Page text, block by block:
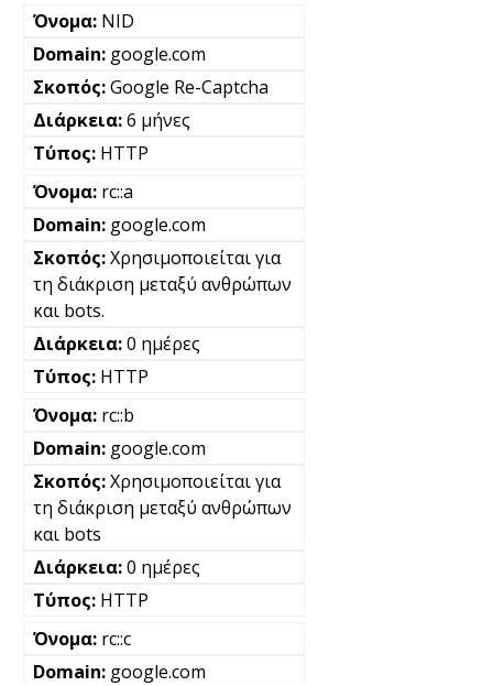
NID
google.com
Google Re-Captcha
6 μήνες
HTTP
rc::a
google.com
Χρησιμοποιείται για
τη διάκριση μεταξύ ανθρώπων
και bots.
0 ημέρες
HTTP
rc::b
google.com
Χρησιμοποιείται για
τη διάκριση μεταξύ ανθρώπων
και bots
0 ημέρες
HTTP
rc::c
google.com